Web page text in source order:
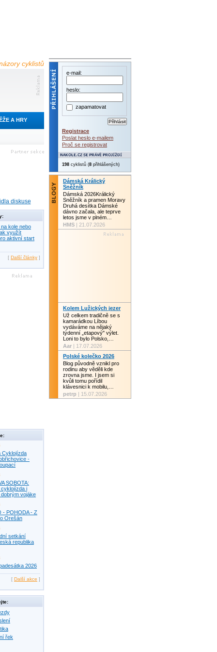
cyklistů
A HRY
diskuse
kole nebo
využít
aktivní start
[ Další články ]
Cyklojízda
-
SOBOTA:
i
vojáke
- POHODA - Z
Orešán
setkání
republika
2026
[ Další akce ]
řek
e-mail:
heslo:
zapamatovat
Registrace
Poslat heslo e-mailem
Proč se registrovat
198 cyklistů (8 přihlášených)
Dámská Králický
Sněžník
Dámská 2026Králický
Sněžník a pramen Moravy
Druhá desítka Dámské
dávno začala, ale teprve
letos jsme v plném…
HMS | 21.07.2026
Kolem Lužických jezer
Už celkem tradičně se s
kamarádkou Líbou
vydáváme na nějaký
týdenní „etapový" výlet.
Loni to bylo Polsko,…
Aar | 17.07.2026
Polské kolečko 2026
Blog původně vznikl pro
rodinu aby věděli kde
zrovna jsme. I jsem si
kvůli tomu pořídil
klávesnici k mobilu,…
petrp | 15.07.2026